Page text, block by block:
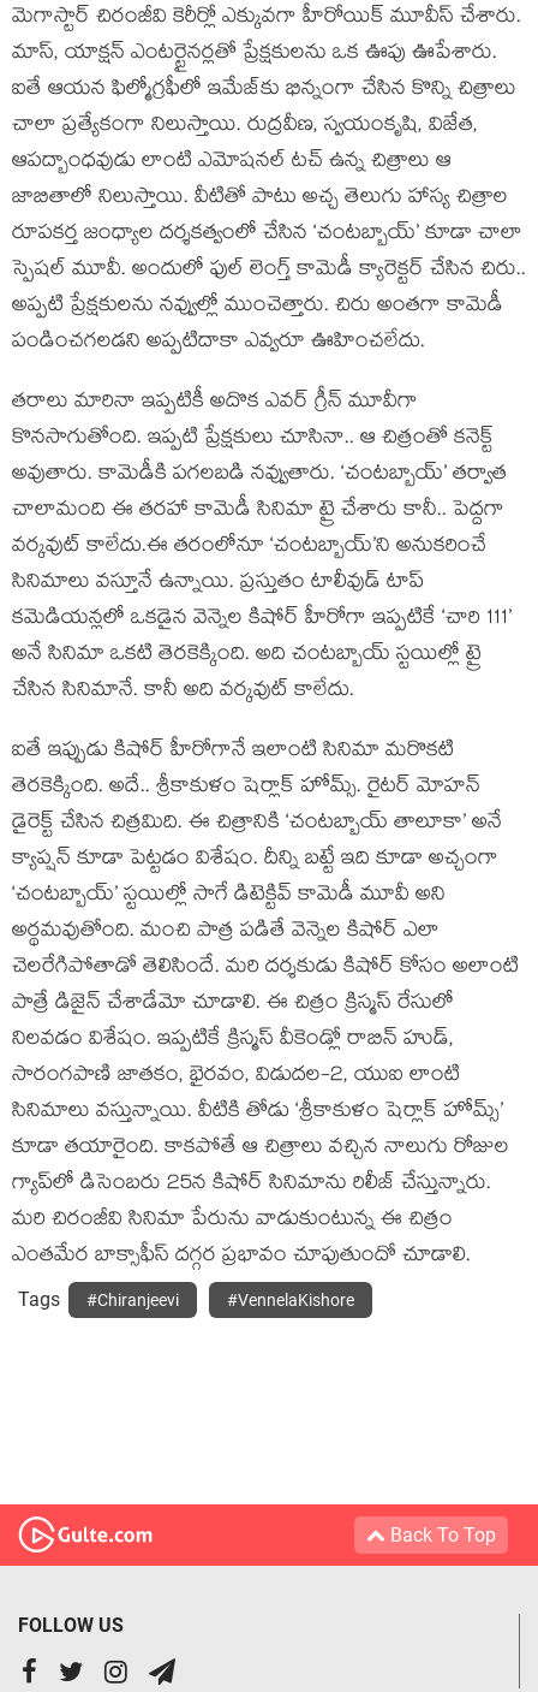
మెగాస్టార్ చిరంజీవి కెరీర్లో ఎక్కువగా హీరోయిక్ మూవీస్ చేశారు.
మాస్, యాక్షన్ ఎంటర్టైనర్లతో ప్రేక్షకులను ఒక ఊపు ఊపేశారు.
ఐతే ఆయన ఫిల్మోగ్రఫీలో ఇమేజ్‌కు భిన్నంగా చేసిన కొన్ని చిత్రాలు
చాలా ప్రత్యేకంగా నిలుస్తాయి. రుద్రవీణ, స్వయంకృషి, విజేత,
ఆపద్బాంధవుడు లాంటి ఎమోషనల్ టచ్ ఉన్న చిత్రాలు ఆ
జాబితాలో నిలుస్తాయి. వీటితో పాటు అచ్చ తెలుగు హాస్య చిత్రాల
రూపకర్త జంధ్యాల దర్శకత్వంలో చేసిన ‘చంటబ్బాయ్’ కూడా చాలా
స్పెషల్ మూవీ. అందులో ఫుల్ లెంగ్త్ కామెడీ క్యారెక్టర్ చేసిన చిరు..
అప్పటి ప్రేక్షకులను నవ్వుల్లో ముంచెత్తారు. చిరు అంతగా కామెడీ
పండించగలడని అప్పటిదాకా ఎవ్వరూ ఊహించలేదు.
తరాలు మారినా ఇప్పటికీ అదొక ఎవర్ గ్రీన్ మూవీగా
కొనసాగుతోంది. ఇప్పటి ప్రేక్షకులు చూసినా.. ఆ చిత్రంతో కనెక్ట్
అవుతారు. కామెడీకి పగలబడి నవ్వుతారు. ‘చంటబ్బాయ్’ తర్వాత
చాలామంది ఈ తరహా కామెడీ సినిమా ట్రై చేశారు కానీ.. పెద్దగా
వర్కవుట్ కాలేదు.ఈ తరంలోనూ ‘చంటబ్బాయ్’ని అనుకరించే
సినిమాలు వస్తూనే ఉన్నాయి. ప్రస్తుతం టాలీవుడ్ టాప్
కమెడియన్లలో ఒకడైన వెన్నెల కిషోర్ హీరోగా ఇప్పటికే ‘చారి 111’
అనే సినిమా ఒకటి తెరకెక్కింది. అది చంటబ్బాయ్ స్టయిల్లో ట్రై
చేసిన సినిమానే. కానీ అది వర్కవుట్ కాలేదు.
ఐతే ఇప్పుడు కిషోర్ హీరోగానే ఇలాంటి సినిమా మరొకటి
తెరకెక్కింది. అదే.. శ్రీకాకుళం షెర్లాక్ హోమ్స్. రైటర్ మోహన్
డైరెక్ట్ చేసిన చిత్రమిది. ఈ చిత్రానికి ‘చంటబ్బాయ్ తాలూకా’ అనే
క్యాప్షన్ కూడా పెట్టడం విశేషం. దీన్ని బట్టే ఇది కూడా అచ్చంగా
‘చంటబ్బాయ్’ స్టయిల్లో సాగే డిటెక్టివ్ కామెడీ మూవీ అని
అర్థమవుతోంది. మంచి పాత్ర పడితే వెన్నెల కిషోర్ ఎలా
చెలరేగిపోతాడో తెలిసిందే. మరి దర్శకుడు కిషోర్ కోసం అలాంటి
పాత్రే డిజైన్ చేశాడేమో చూడాలి. ఈ చిత్రం క్రిస్మస్ రేసులో
నిలవడం విశేషం. ఇప్పటికే క్రిస్మస్ వీకెండ్లో రాబిన్ హుడ్,
సారంగపాణి జాతకం, భైరవం, విడుదల-2, యుఐ లాంటి
సినిమాలు వస్తున్నాయి. వీటికి తోడు ‘శ్రీకాకుళం షెర్లాక్ హోమ్స్’
కూడా తయారైంది. కాకపోతే ఆ చిత్రాలు వచ్చిన నాలుగు రోజుల
గ్యాప్‌లో డిసెంబరు 25న కిషోర్ సినిమాను రిలీజ్ చేస్తున్నారు.
మరి చిరంజీవి సినిమా పేరును వాడుకుంటున్న ఈ చిత్రం
ఎంతమేర బాక్సాఫీస్ దగ్గర ప్రభావం చూపుతుందో చూడాలి.
Tags #Chiranjeevi #VennelaKishore
Back To Top
FOLLOW US